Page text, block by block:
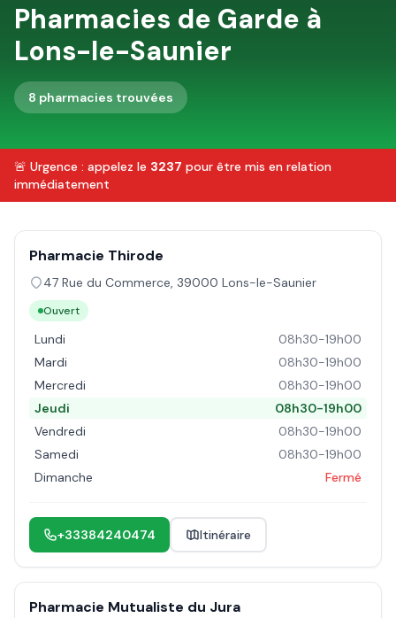
Pharmacies de Garde à
Lons-le-Saunier
8 pharmacies trouvées
🚨 Urgence : appelez le 3237 pour être mis en relation
immédiatement
Pharmacie Thirode
47 Rue du Commerce, 39000 Lons-le-Saunier
Ouvert
Lundi
08h30-19h00
Mardi
08h30-19h00
Mercredi
08h30-19h00
Jeudi
08h30-19h00
Vendredi
08h30-19h00
Samedi
08h30-19h00
Dimanche
Fermé
+33384240474 Itinéraire
Pharmacie Mutualiste du Jura